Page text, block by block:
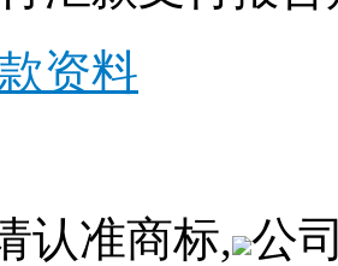
资料
认准商标, 公